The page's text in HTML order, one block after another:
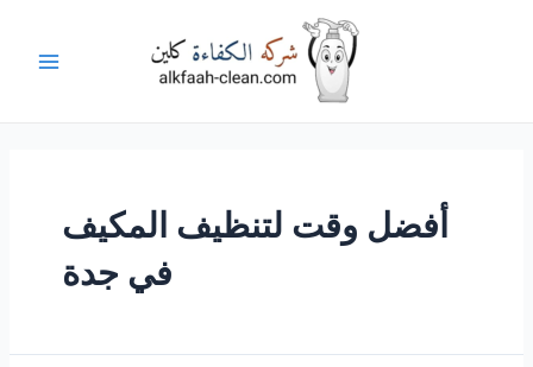
أفضل وقت لتنظيف المكيف
في جدة